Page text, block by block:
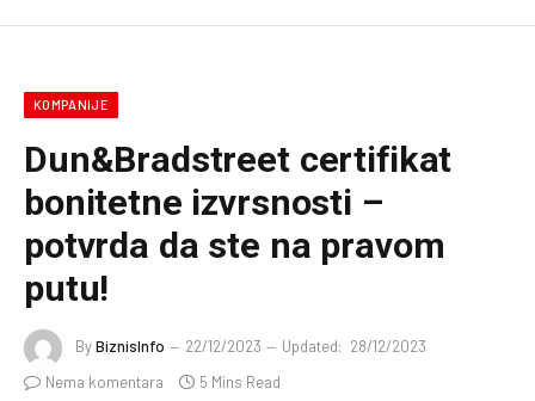
KOMPANIJE
Dun&Bradstreet certifikat
bonitetne izvrsnosti –
potvrda da ste na pravom
putu!
ByBiznisInfo 22/12/2023 Updated: 28/12/2023
Nema komentara
5 Mins Read